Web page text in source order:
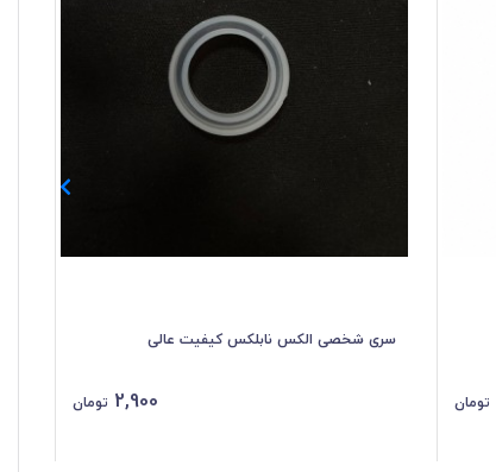
تومان
سری شخصی الکس نابلکس کیفیت عالی
2,900 تومان